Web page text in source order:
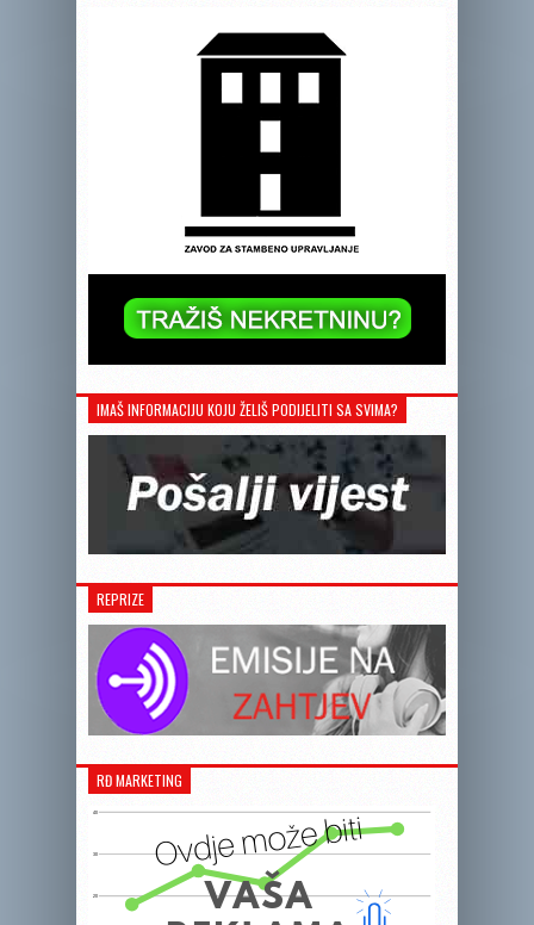
IMAŠ INFORMACIJU KOJU ŽELIŠ PODIJELITI SA SVIMA?
REPRIZE
RĐ MARKETING